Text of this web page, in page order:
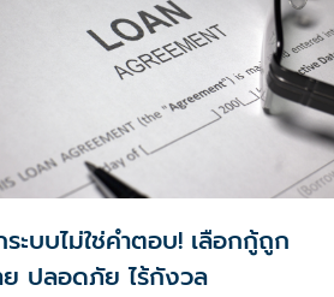
ะบบไม่ใช่คำตอบ! เลือกกู้ถูก
ปลอดภัย ไร้กังวล